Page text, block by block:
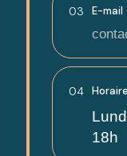
03 E-mail
04
18h